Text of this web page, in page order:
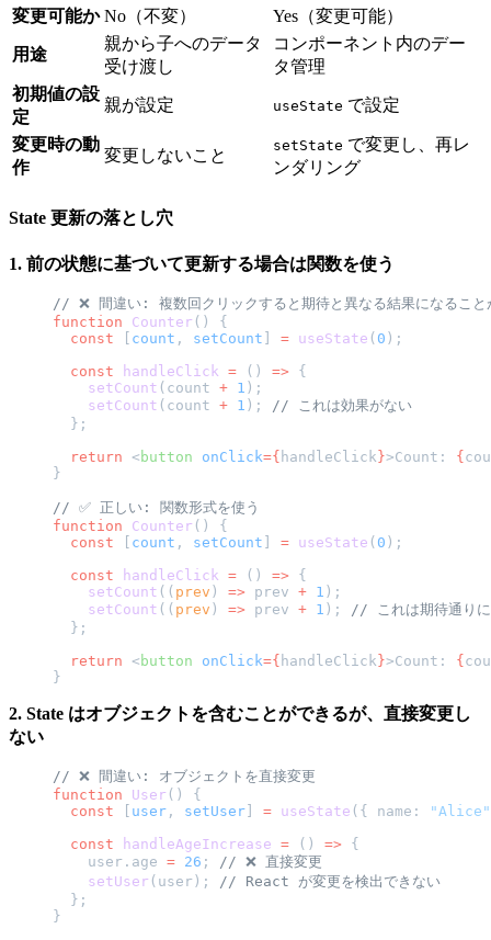
変更可能か No（不変） Yes（変更可能）
用途
親から子へのデータ
受け渡し
コンポーネント内のデー
タ管理
初期値の設
定
親が設定 useState で設定
変更時の動
作
変更しないこと
setState で変更し、再レ
ンダリング
State 更新の落とし穴
1. 前の状態に基づいて更新する場合は関数を使う
// ❌ 間違い: 複数回クリックすると期待と異なる結果になること
function Counter () {
  const
count , setCount = useState ( 0 );
  const
handleClick = () => {
    setCount
(count + 1 );
    setCount
(count + 1 );
// これは効果がない
  };
  return
< button onClick={ handleClick }>Count: {
}
// ✅ 正しい: 関数形式を使う
function Counter () {
  const
count , setCount = useState ( 0 );
  const
handleClick = () => {
    setCount
(( prev ) => prev + 1 );
    setCount
(( prev ) => prev + 1 );
// これは期待通り
  };
  return
< button onClick={ handleClick }>Count: {
}
2. State はオブジェクトを含むことができるが、直接変更し
ない
// ❌ 間違い: オブジェクトを直接変更
function User () {
  const
user , setUser = useState ({ name:
"Alice"
  const
handleAgeIncrease = () => {
    user.age
= 26 ;
// ❌ 直接変更
    setUser
(user);
// React が変更を検出できない
  };
}